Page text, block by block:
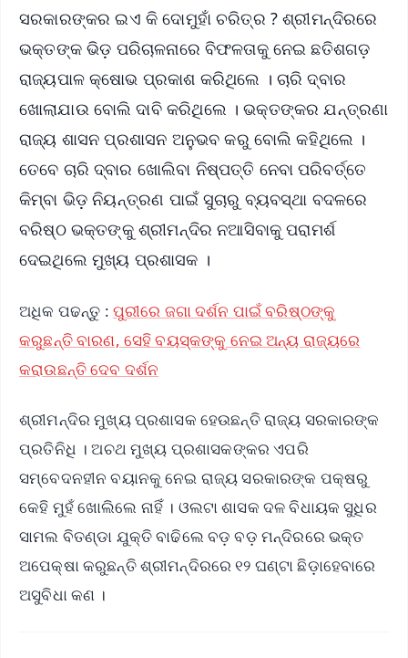
ସରକାରଙ୍କର ଇଏ କି ଦୋମୁହାଁ ଚରିତ୍ର ? ଶ୍ରୀମନ୍ଦିରରେ
ଭକ୍ତଙ୍କ ଭିଡ଼ ପରିଚାଳନାରେ ବିଫଳତାକୁ ନେଇ ଛତିଶଗଡ଼
ରାଜ୍ୟପାଳ କ୍ଷୋଭ ପ୍ରକାଶ କରିଥିଲେ । ଚାରି ଦ୍ବାର
ଖୋଲାଯାଉ ବୋଲି ଦାବି କରିଥିଲେ । ଭକ୍ତଙ୍କର ଯନ୍ତ୍ରଣା
ରାଜ୍ୟ ଶାସନ ପ୍ରଶାସନ ଅନୁଭବ କରୁ ବୋଲି କହିଥିଲେ ।
ତେବେ ଚାରି ଦ୍ବାର ଖୋଲିବା ନିଷ୍ପତ୍ତି ନେବା ପରିବର୍ତ୍ତେ
କିମ୍ବା ଭିଡ଼ ନିୟନ୍ତ୍ରଣ ପାଇଁ ସୁଚାରୁ ବ୍ୟବସ୍ଥା ବଦଳରେ
ବରିଷ୍ଠ ଭକ୍ତଙ୍କୁ ଶ୍ରୀମନ୍ଦିର ନଆସିବାକୁ ପରାମର୍ଶ
ଦେଇଥିଲେ ମୁଖ୍ୟ ପ୍ରଶାସକ ।
ଅଧିକ ପଢନ୍ତୁ : ପୁରୀରେ ଜଗା ଦର୍ଶନ ପାଇଁ ବରିଷ୍ଠଙ୍କୁ
କରୁଛନ୍ତି ବାରଣ, ସେହି ବୟସ୍କଙ୍କୁ ନେଇ ଅନ୍ୟ ରାଜ୍ୟରେ
କରାଉଛନ୍ତି ଦେବ ଦର୍ଶନ
ଶ୍ରୀମନ୍ଦିର ମୁଖ୍ୟ ପ୍ରଶାସକ ହେଉଛନ୍ତି ରାଜ୍ୟ ସରକାରଙ୍କ
ପ୍ରତିନିଧି । ଅଚଥ ମୁଖ୍ୟ ପ୍ରଶାସକଙ୍କର ଏପରି
ସମ୍ବେଦନହୀନ ବୟାନକୁ ନେଇ ରାଜ୍ୟ ସରକାରଙ୍କ ପକ୍ଷରୁ
କେହି ମୁହଁ ଖୋଲିଲେ ନାହିଁ । ଓଲଟା ଶାସକ ଦଳ ବିଧାୟକ ସୁଧିର
ସାମଲ ବିତଣ୍ଡା ଯୁକ୍ତି ବାଢିଲେ ବଡ଼ ବଡ଼ ମନ୍ଦିରରେ ଭକ୍ତ
ଅପେକ୍ଷା କରୁଛନ୍ତି ଶ୍ରୀମନ୍ଦିରରେ ୧୨ ଘଣ୍ଟା ଛିଡ଼ାହେବାରେ
ଅସୁବିଧା କଣ ।